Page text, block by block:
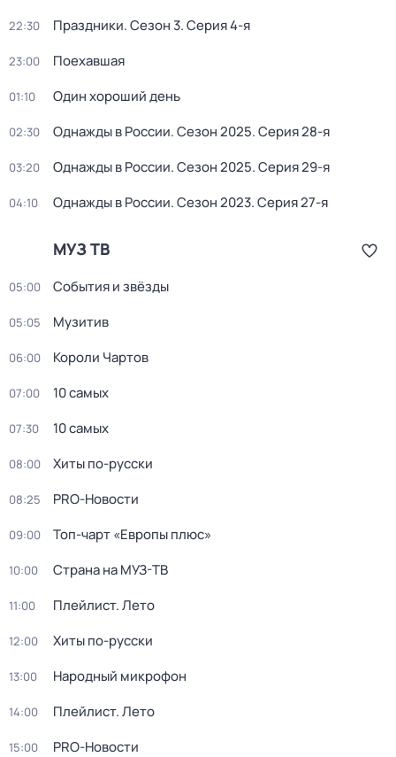
22:30 Праздники. Сезон 3. Серия 4-я
23:00 Поехавшая
01:10 Один хороший день
02:30 Однажды в России. Сезон 2025. Серия 28-я
03:20 Однажды в России. Сезон 2025. Серия 29-я
04:10 Однажды в России. Сезон 2023. Серия 27-я
МУЗ ТВ
05:00 События и звёзды
05:05 Музитив
06:00 Короли Чартов
07:00 10 cамыx
07:30 10 cамыx
08:00 Хиты по-русски
08:25 PRO-Новости
09:00 Топ-чарт «Европы плюс»
10:00 Страна на МУЗ-ТВ
11:00 Плейлист. Лето
12:00 Хиты по-русски
13:00 Народный микрофон
14:00 Плейлист. Лето
15:00 PRO-Новости